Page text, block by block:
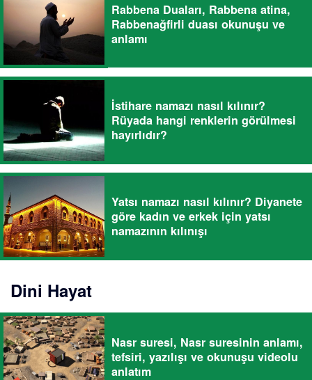
Rabbena Duaları, Rabbena atina,
Rabbenağfirli duası okunuşu ve
anlamı
İstihare namazı nasıl kılınır?
Rüyada hangi renklerin görülmesi
hayırlıdır?
Yatsı namazı nasıl kılınır? Diyanete
göre kadın ve erkek için yatsı
namazının kılınışı
Dini Hayat
Nasr suresi, Nasr suresinin anlamı,
tefsiri, yazılışı ve okunuşu videolu
anlatım